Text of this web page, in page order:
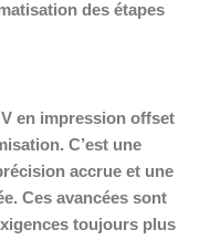
des étapes
en impression offset
C’est une
accrue et une
Ces avancées sont
toujours plus